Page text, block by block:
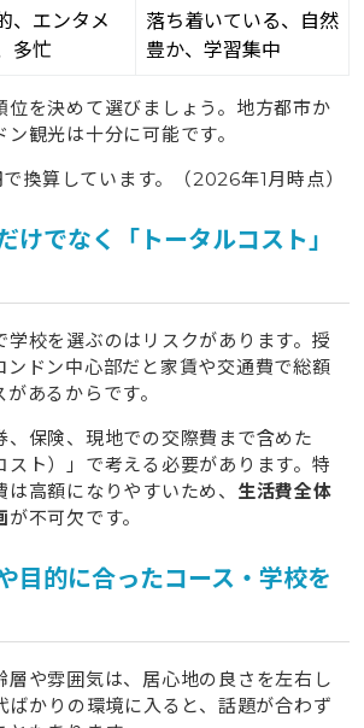
、エンタメ
多忙
落ち着いている、自然
豊か、学習集中
位を決めて選びましょう。地方都市か
観光は十分に可能です。
換算しています。（2026年1月時点）
けでなく「トータルコスト」
学校を選ぶのはリスクがあります。授
ンドン中心部だと家賃や交通費で総額
あるからです。
、保険、現地での交際費まで含めた
スト）」で考える必要があります。特
高額になりやすいため、 生活費全体
が不可欠です。
目的に合ったコース・学校を
層や雰囲気は、居心地の良さを左右し
ばかりの環境に入ると、話題が合わず